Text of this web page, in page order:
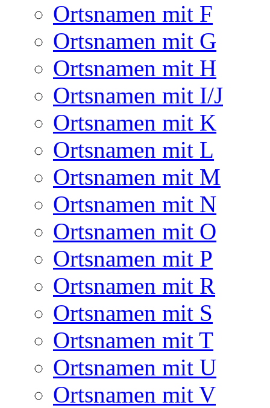
Ortsnamen mit F
Ortsnamen mit G
Ortsnamen mit H
Ortsnamen mit I/J
Ortsnamen mit K
Ortsnamen mit L
Ortsnamen mit M
Ortsnamen mit N
Ortsnamen mit O
Ortsnamen mit P
Ortsnamen mit R
Ortsnamen mit S
Ortsnamen mit T
Ortsnamen mit U
Ortsnamen mit V